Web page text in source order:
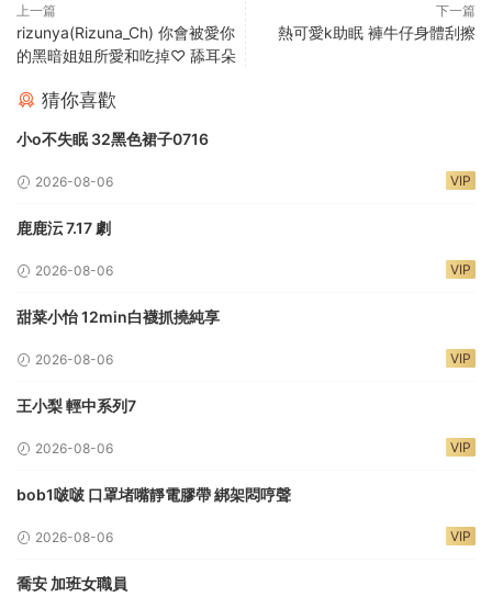
上一篇
rizunya(Rizuna_Ch) 你會被愛你
的黑暗姐姐所愛和吃掉♡ 舔耳朵
下一篇
熱可愛k助眠 褲牛仔身體刮擦
猜你喜歡
小o不失眠 32黑色裙子0716
2026-08-06 VIP
鹿鹿沄 7.17 劇
2026-08-06 VIP
甜菜小怡 12min白襪抓撓純享
2026-08-06 VIP
王小梨 輕中系列7
2026-08-06 VIP
bob1啵啵 口罩堵嘴靜電膠帶 綁架悶哼聲
2026-08-06 VIP
喬安 加班女職員